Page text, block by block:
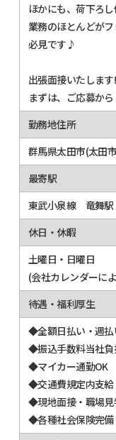
ほかにも、荷下ろ
業務のほとんどがフ
必見です♪
出張面接いたしま
まずは、ご応募か
勤務地住所
群馬県太田市(太田
最寄駅
東武小泉線 竜舞駅
休日・休暇
土曜日・日曜日
(会社カレンダーに
待遇・福利厚生
◆全額日払い・週払
◆振込手数料当社負
◆マイカー通勤OK
◆交通費規定内支給
◆現地面接・職場見
◆各種社会保険完備